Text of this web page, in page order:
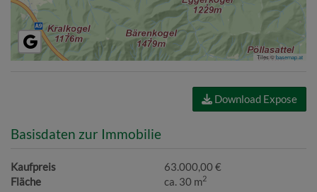
Tiles ©basemap.at
Download Expose
Basisdaten zur Immobilie
Kaufpreis
63.000,00 €
Fläche
ca. 30 m2